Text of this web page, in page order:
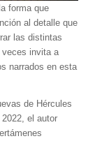
forma que
al detalle que
las distintas
veces invita a
narrados en esta
de Hércules
el autor